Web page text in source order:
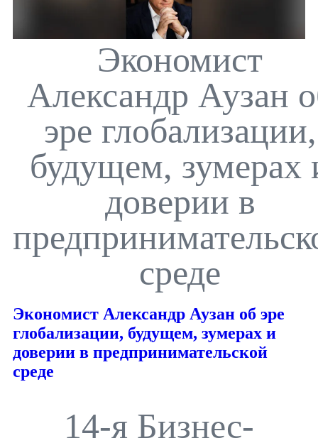
Экономист
Александр Аузан
эре глобализации,
будущем, зумерах
доверии в
среде
Экономист Александр Аузан об эре
глобализации, будущем, зумерах и
доверии в предпринимательской
среде
14-я Бизнес-